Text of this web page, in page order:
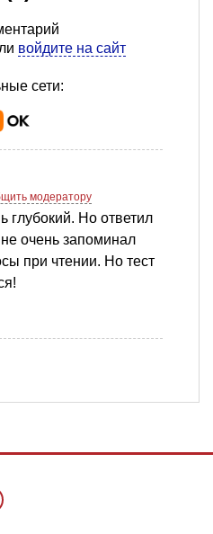
войдите на сайт
сети:
модератору
глубокий. Но ответил
очень запоминал
при чтении. Но тест